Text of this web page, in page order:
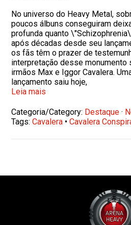
No universo do Heavy Metal,
poucos álbuns conseguiram
profunda quanto
após décadas desde seu
os fãs têm o prazer de
interpretação desse monumento
irmãos Max e Iggor Cavalera.
lançamento saiu hoje,
Leia mais
Categoria/Category: Destaque ·
Tags:Cavalera •Cavalera